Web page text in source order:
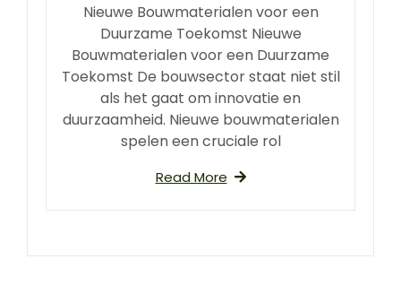
Nieuwe Bouwmaterialen voor een
Duurzame Toekomst Nieuwe
Bouwmaterialen voor een Duurzame
Toekomst De bouwsector staat niet stil
als het gaat om innovatie en
duurzaamheid. Nieuwe bouwmaterialen
spelen een cruciale rol
Read More